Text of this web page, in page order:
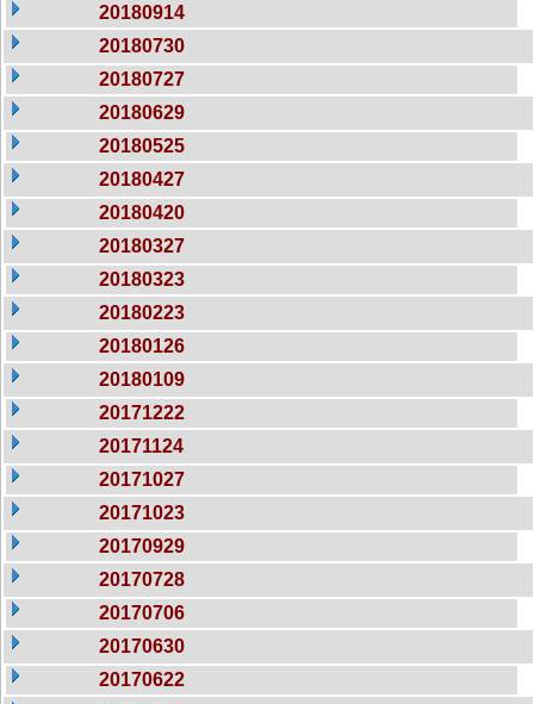
20180914
20180730
20180727
20180629
20180525
20180427
20180420
20180327
20180323
20180223
20180126
20180109
20171222
20171124
20171027
20171023
20170929
20170728
20170706
20170630
20170622